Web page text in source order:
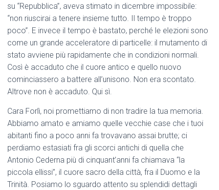
su “Repubblica”, aveva stimato in dicembre impossibile:
“non riuscirai a tenere insieme tutto. Il tempo è troppo
poco”. E invece il tempo è bastato, perché le elezioni sono
come un grande acceleratore di particelle: il mutamento di
stato avviene più rapidamente che in condizioni normali.
Così è accaduto che il cuore antico e quello nuovo
cominciassero a battere all’unisono. Non era scontato.
Altrove non è accaduto. Qui sì.
Cara Forlì, noi promettiamo di non tradire la tua memoria.
Abbiamo amato e amiamo quelle vecchie case che i tuoi
abitanti fino a poco anni fa trovavano assai brutte; ci
perdiamo estasiati fra gli scorci antichi di quella che
Antonio Cederna più di cinquant’anni fa chiamava “la
piccola ellissi”, il cuore sacro della città, fra il Duomo e la
Trinità. Posiamo lo sguardo attento su splendidi dettagli